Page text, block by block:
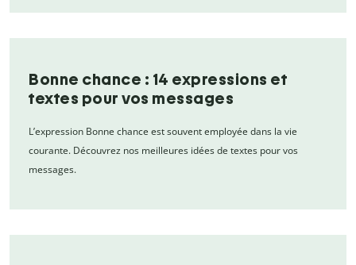
Bonne chance : 14 expressions et
textes pour vos messages
L’expression Bonne chance est souvent employée dans la vie
courante. Découvrez nos meilleures idées de textes pour vos
messages.